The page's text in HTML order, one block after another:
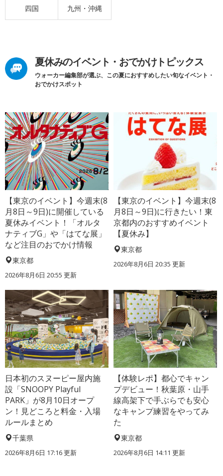
四国 九州・沖縄
夏休みのイベント・おでかけトピックス
ウォーカー編集部が選ぶ、この夏におすすめしたい旬なイベント・
おでかけスポット
【東京のイベント】今週末(8
月8日～9日)に開催している
夏休みイベント！「オルタ
ナティブG」や「はてな展」
など注目のおでかけ情報
東京都
2026年8月6日 20:55 更新
【東京のイベント】今週末(8
月8日～9日)に行きたい！東
京都内のおすすめイベント
【夏休み】
東京都
2026年8月6日 20:35 更新
日本初のスヌーピー屋内施
設「SNOOPY Playful
PARK」が8月10日オープ
ン！見どころと料金・入場
ルールまとめ
千葉県
2026年8月6日 17:16更新
【体験レポ】都心でキャン
プデビュー！秋葉原・山手
線高架下で手ぶらでも安心
なキャンプ練習をやってみ
た
東京都
2026年8月6日 14:11 更新